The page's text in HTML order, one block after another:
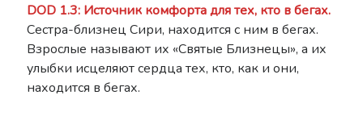
DOD 1.3: Источник комфорта для тех, кто в бегах.
Сестра-близнец Сири, находится с ним в бегах.
Взрослые называют их «Святые Близнецы», а их
улыбки исцеляют сердца тех, кто, как и они,
находится в бегах.